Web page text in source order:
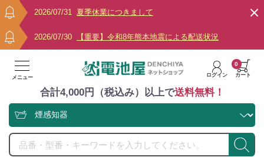
2026/07/31 夏季休業につきまして
2026/07/30 【重要】令和8年熊本地震による配送状況
メニュー ログイン カート
0
合計4,000円（税込み）以上で送料無料！